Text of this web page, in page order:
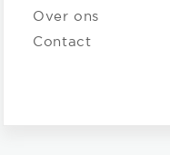
Over ons
Contact